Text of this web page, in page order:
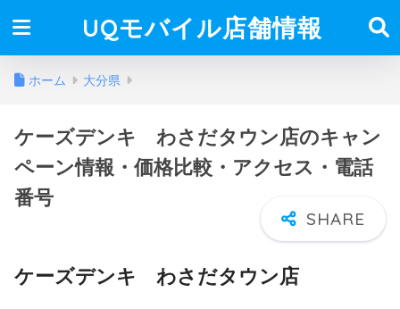
UQモバイル店舗情報
ホーム 大分県
ケーズデンキ わさだタウン店のキャン
ペーン情報・価格比較・アクセス・電話
番号
ケーズデンキ わさだタウン店